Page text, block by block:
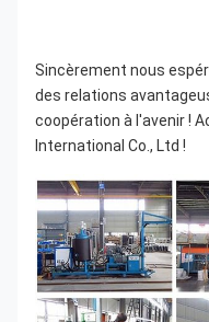
Sincèrement nous
des relations
coopération à l'avenir !
International Co., Ltd !